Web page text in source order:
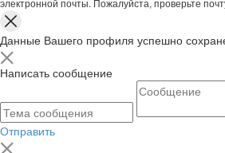
Данные Вашего профиля успешно
Написать сообщение
Отправить